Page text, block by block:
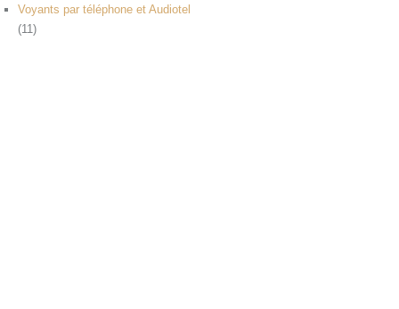
Voyants par téléphone et Audiotel
(11)